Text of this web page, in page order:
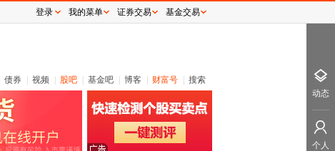
债券 视频 股吧 基金吧 博客 财富号 搜索
登录 我的菜单 证券交易 基金交易
动态
个人